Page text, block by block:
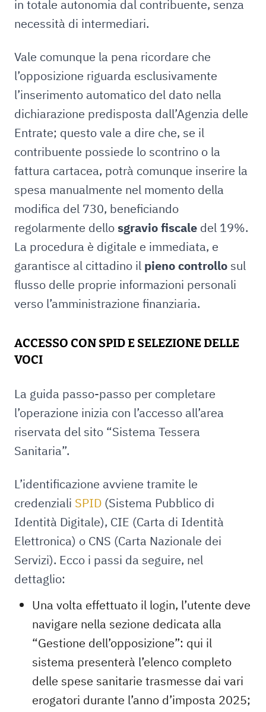
in totale autonomia dal contribuente, senza
necessità di intermediari.
Vale comunque la pena ricordare che
l’opposizione riguarda esclusivamente
l’inserimento automatico del dato nella
dichiarazione predisposta dall’Agenzia delle
Entrate; questo vale a dire che, se il
contribuente possiede lo scontrino o la
fattura cartacea, potrà comunque inserire la
spesa manualmente nel momento della
modifica del 730, beneficiando
regolarmente dellosgravio fiscale del 19%.
La procedura è digitale e immediata, e
garantisce al cittadino il pieno controllo sul
flusso delle proprie informazioni personali
verso l’amministrazione finanziaria.
ACCESSO CON SPID E SELEZIONE DELLE
VOCI
La guida passo-passo per completare
l’operazione inizia con l’accesso all’area
riservata del sito “Sistema Tessera
Sanitaria”.
L’identificazione avviene tramite le
credenziali SPID (Sistema Pubblico di
Identità Digitale), CIE (Carta di Identità
Elettronica) o CNS (Carta Nazionale dei
Servizi). Ecco i passi da seguire, nel
dettaglio:
Una volta effettuato il login, l’utente deve
navigare nella sezione dedicata alla
“Gestione dell’opposizione”: qui il
sistema presenterà l’elenco completo
delle spese sanitarie trasmesse dai vari
erogatori durante l’anno d’imposta 2025;